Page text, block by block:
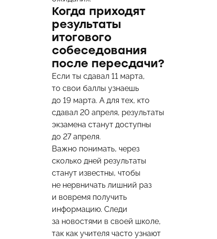
Когда приходят
результаты
итогового
собеседования
после пересдачи?
Если ты сдавал 11 марта,
то свои баллы узнаешь
до 19 марта. А для тех, кто
сдавал 20 апреля, результаты
экзамена станут доступны
до 27 апреля.
Важно понимать, через
сколько дней результаты
станут известны, чтобы
не нервничать лишний раз
и вовремя получить
информацию. Следи
за новостями в своей школе,
так как учителя часто узнают